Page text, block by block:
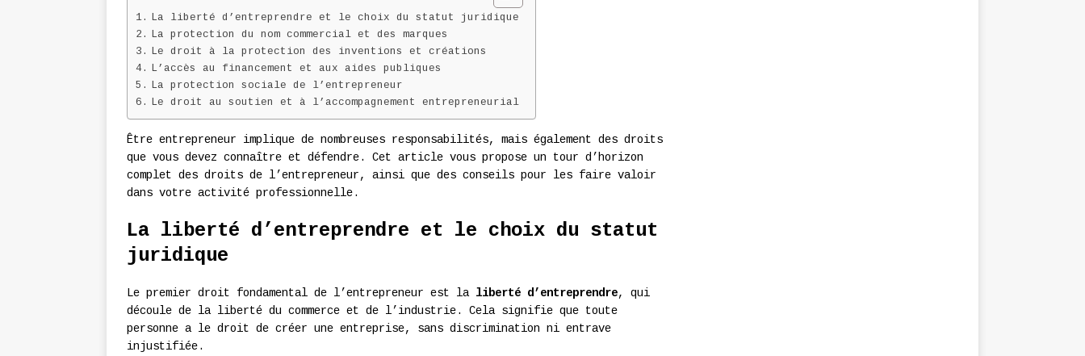
La liberté d’entreprendre et le choix du statut juridique
La protection du nom commercial et des marques
Le droit à la protection des inventions et créations
L’accès au financement et aux aides publiques
La protection sociale de l’entrepreneur
Le droit au soutien et à l’accompagnement entrepreneurial
Être entrepreneur implique de nombreuses responsabilités, mais également des droits
que vous devez connaître et défendre. Cet article vous propose un tour d’horizon
complet des droits de l’entrepreneur, ainsi que des conseils pour les faire valoir
dans votre activité professionnelle.
La liberté d’entreprendre et le choix du statut
juridique
Le premier droit fondamental de l’entrepreneur est la liberté d’entreprendre, qui
découle de la liberté du commerce et de l’industrie. Cela signifie que toute
personne a le droit de créer une entreprise, sans discrimination ni entrave
injustifiée.